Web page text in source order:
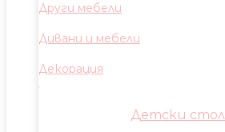
Други мебели
Дивани и мебели
Декорация
Детски